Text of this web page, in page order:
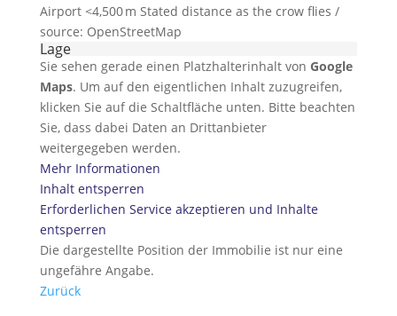
Airport <4,500 m Stated distance as the crow flies /
source: OpenStreetMap
Lage
Sie sehen gerade einen Platzhalterinhalt von Google
Maps. Um auf den eigentlichen Inhalt zuzugreifen,
klicken Sie auf die Schaltfläche unten. Bitte beachten
Sie, dass dabei Daten an Drittanbieter
weitergegeben werden.
Mehr Informationen
Inhalt entsperren
Erforderlichen Service akzeptieren und Inhalte
entsperren
Die dargestellte Position der Immobilie ist nur eine
ungefähre Angabe.
Zurück